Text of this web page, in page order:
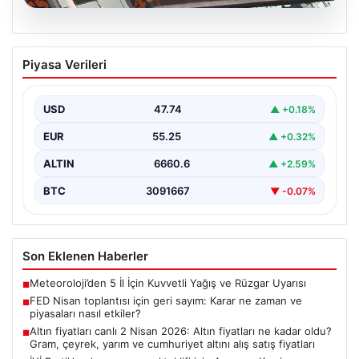
08.08.2026
FED Nisan toplantısı için geri sayım:
Karar ne zaman ve piyasaları nasıl
Altın, dolar, hisse senetleri ve kripto para piyasalarının
Piyasa Verileri
USD 47.74 ▲ +0.18%
EUR 55.25 ▲ +0.32%
ALTIN 6660.6 ▲ +2.59%
BTC 3091667 ▼ -0.07%
Son Eklenen Haberler
■Meteoroloji’den 5 İl İçin Kuvvetli Yağış ve Rüzgar Uyarısı
■FED Nisan toplantısı için geri sayım: Karar ne zaman ve
piyasaları nasıl etkiler?
■Altın fiyatları canlı 2 Nisan 2026: Altın fiyatları ne kadar oldu?
Gram, çeyrek, yarım ve cumhuriyet altını alış satış fiyatları